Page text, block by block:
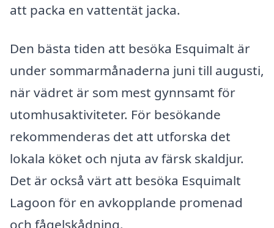
att packa en vattentät jacka.
Den bästa tiden att besöka Esquimalt är
under sommarmånaderna juni till augusti,
när vädret är som mest gynnsamt för
utomhusaktiviteter. För besökande
rekommenderas det att utforska det
lokala köket och njuta av färsk skaldjur.
Det är också värt att besöka Esquimalt
Lagoon för en avkopplande promenad
och fågelskådning.